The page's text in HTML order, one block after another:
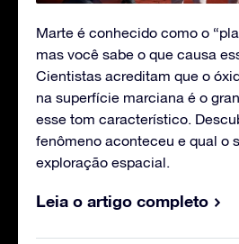
Marte é conhecido como o
mas você sabe o que causa
Cientistas acreditam que o
na superfície marciana é o
esse tom característico.
fenômeno aconteceu e qual o
exploração espacial.
Leia o artigo completo